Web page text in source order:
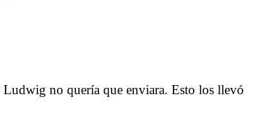
no quería que enviara. Esto los llevó